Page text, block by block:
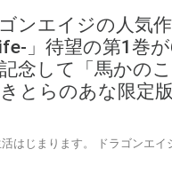
ンエイジの人気
」待望の第1巻
念して「馬かの
とらのあな限定